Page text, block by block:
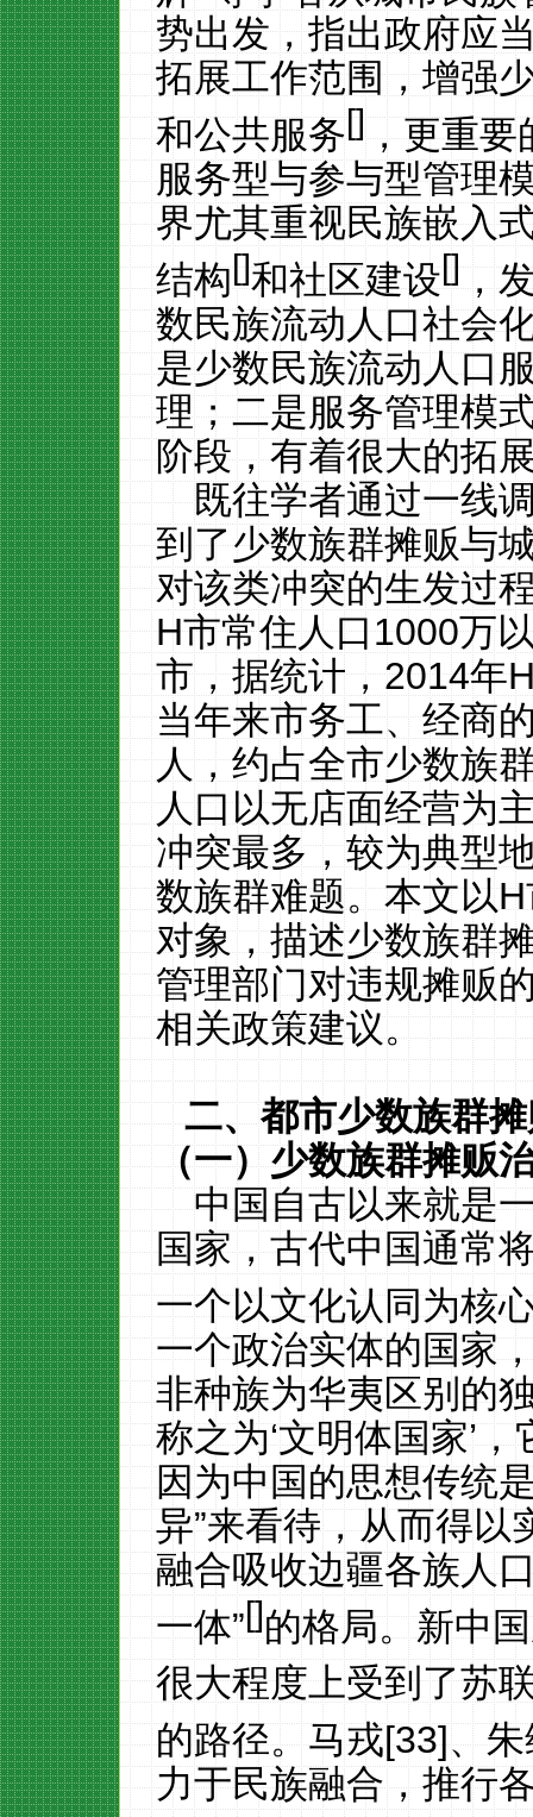
势出发，指出政府应
拓展工作范围，增强
和公共服务[]，更重要
服务型与参与型管理
界尤其重视民族嵌入
结构[]和社区建设[]，
数民族流动人口社会
是少数民族流动人口
理；二是服务管理模
阶段，有着很大的拓
既往学者通过一线
到了少数族群摊贩与
对该类冲突的生发过
H市常住人口1000万
市，据统计，2014年
当年来市务工、经商
人，约占全市少数族
人口以无店面经营为
冲突最多，较为典型
数族群难题。本文以H
对象，描述少数族群
管理部门对违规摊贩
相关政策建议。
二、都市少数族群
（一）少数族群摊贩
中国自古以来就是
国家，古代中国通常
一个以文化认同为核
一个政治实体的国家
非种族为华夷区别的
称之为‘文明体国家’
因为中国的思想传统
异”来看待，从而得以
融合吸收边疆各族人
一体”[]的格局。新中
很大程度上受到了苏
的路径。马戎[33]、
力于民族融合，推行